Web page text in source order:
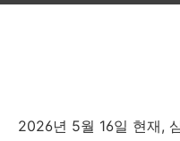
2026년 5월 16일 현재,